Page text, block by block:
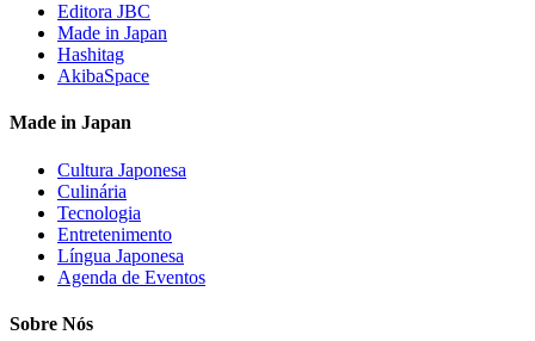
Editora JBC
Made in Japan
Hashitag
AkibaSpace
Made in Japan
Cultura Japonesa
Culinária
Tecnologia
Entretenimento
Língua Japonesa
Agenda de Eventos
Sobre Nós